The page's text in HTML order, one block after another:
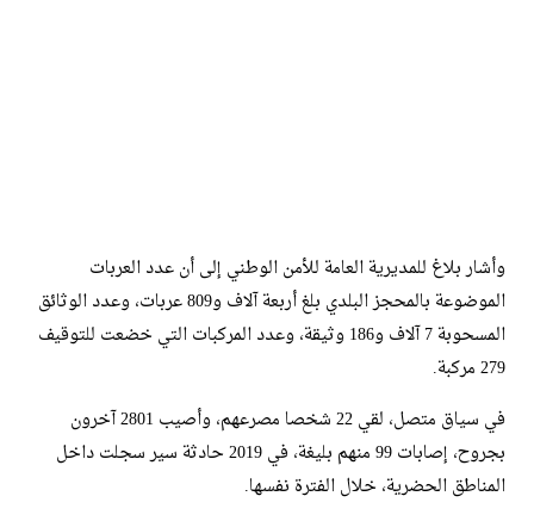
وأشار بلاغ للمديرية العامة للأمن الوطني إلى أن عدد العربات
الموضوعة بالمحجز البلدي بلغ أربعة آلاف و809 عربات، وعدد الوثائق
المسحوبة 7 آلاف و186 وثيقة، وعدد المركبات التي خضعت للتوقيف
279 مركبة.
في سياق متصل، لقي 22 شخصا مصرعهم، وأصيب 2801 آخرون
بجروح، إصابات 99 منهم بليغة، في 2019 حادثة سير سجلت داخل
المناطق الحضرية، خلال الفترة نفسها.